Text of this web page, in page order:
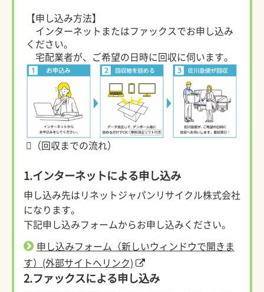
【申し込み方法】
インターネットまたはファックスでお申し込み
ください。
宅配業者が、ご希望の日時に回収に伺います。
（回収までの流れ）
1.インターネットによる申し込み
申し込み先はリネットジャパンリサイクル株式会社
になります。
下記申し込みフォームからお申し込みください。
申し込みフォーム（新しいウィンドウで開きま
す）(外部サイトへリンク)
2.ファックスによる申し込み